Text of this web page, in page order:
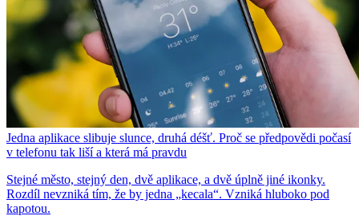
Jedna aplikace slibuje slunce, druhá déšť. Proč se předpovědi počasí
v telefonu tak liší a která má pravdu
Stejné město, stejný den, dvě aplikace, a dvě úplně jiné ikonky.
Rozdíl nevzniká tím, že by jedna „kecala“. Vzniká hluboko pod
kapotou.